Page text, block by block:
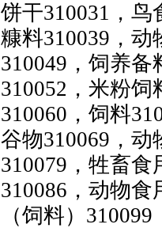
饼干310031，鸟
糠料310039，
310049，饲养备
310052，米粉饲
310060，饲料
谷物310069，
310079，牲畜食
310086，动物食
（饲料）